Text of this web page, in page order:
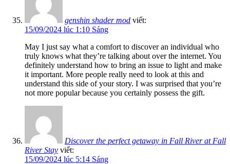
genshin shader mod viết:
15/09/2024 lúc 1:10 Sáng
May I just say what a comfort to discover an individual who
truly knows what they’re talking about over the internet. You
definitely understand how to bring an issue to light and make
it important. More people really need to look at this and
understand this side of your story. I was surprised that you’re
not more popular because you certainly possess the gift.
Discover the perfect getaway in Fall River at Fall
River Stay viết:
15/09/2024 lúc 5:14 Sáng